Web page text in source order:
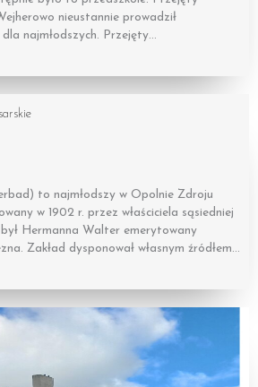
nieustannie prowadził
dla najmłodszych. Przejęty…
to najmłodszy w Opolnie Zdroju
w 1902 r. przez właściciela sąsiedniej
Hermanna Walter emerytowany
Zakład dysponował własnym źródłem…